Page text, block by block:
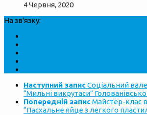
4 Червня, 2020
На зв'язку:
Наступний записСоціальний
“Мильні викрутаси”
Попередній записМайстер-клас
“Пасхальне яйце з легкого